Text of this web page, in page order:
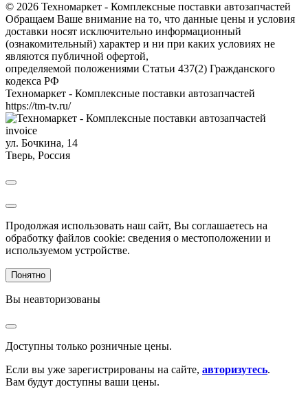
© 2026 Техномаркет - Комплексные поставки автозапчастей
Обращаем Ваше внимание на то, что данные цены и условия
доставки носят исключительно информационный
(ознакомительный) характер и ни при каких условиях не
являются публичной офертой,
определяемой положениями Статьи 437(2) Гражданского
кодекса РФ
Техномаркет - Комплексные поставки автозапчастей
https://tm-tv.ru/
invoice
ул. Бочкина, 14
Тверь, Россия
Продолжая использовать наш сайт, Вы соглашаетесь на
обработку файлов cookie: сведения о местоположении и
используемом устройстве.
Понятно
Вы неавторизованы
Доступны только розничные цены.
Если вы уже зарегистрированы на сайте, авторизутесь.
Вам будут доступны ваши цены.